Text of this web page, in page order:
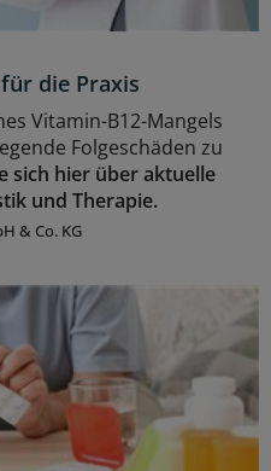
die Praxis
Vitamin-B12-Mangels
Folgeschäden zu
sich hier über aktuelle
und Therapie.
& Co. KG